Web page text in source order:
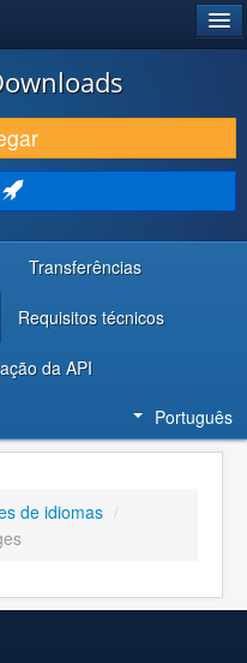
Transferências
Requisitos técnicos
da API
Português
de idiomas /